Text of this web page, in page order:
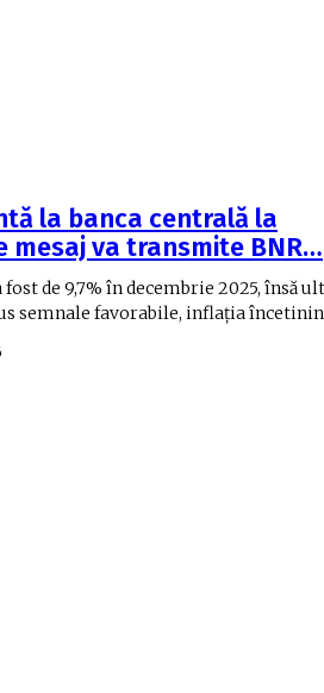
la banca centrală la
mesaj va transmite BNR…
fost de 9,7% în decembrie 2025, însă
semnale favorabile, inflaţia